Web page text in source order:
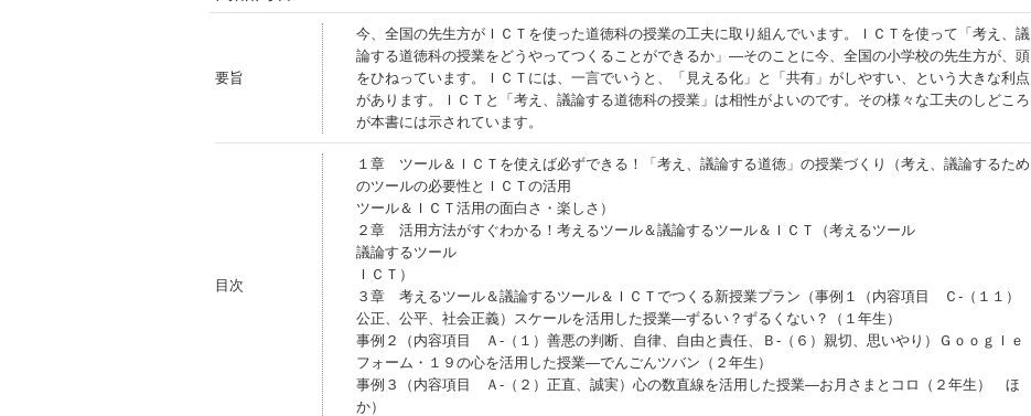
要旨
今、全国の先生方がＩＣＴを使った道徳科の授業の工夫に取り組んでいます。ＩＣＴを使って「考え、議
論する道徳科の授業をどうやってつくることができるか」―そのことに今、全国の小学校の先生方が、頭
をひねっています。ＩＣＴには、一言でいうと、「見える化」と「共有」がしやすい、という大きな利点
があります。ＩＣＴと「考え、議論する道徳科の授業」は相性がよいのです。その様々な工夫のしどころ
が本書には示されています。
目次
１章 ツール＆ＩＣＴを使えば必ずできる！「考え、議論する道徳」の授業づくり（考え、議論するため
のツールの必要性とＩＣＴの活用
ツール＆ＩＣＴ活用の面白さ・楽しさ）
２章 活用方法がすぐわかる！考えるツール＆議論するツール＆ＩＣＴ（考えるツール
議論するツール
ＩＣＴ）
３章 考えるツール＆議論するツール＆ＩＣＴでつくる新授業プラン（事例１（内容項目 Ｃ‐（１１）
公正、公平、社会正義）スケールを活用した授業―ずるい？ずるくない？（１年生）
事例２（内容項目 Ａ‐（１）善悪の判断、自律、自由と責任、Ｂ‐（６）親切、思いやり）Ｇｏｏｇｌｅ
フォーム・１９の心を活用した授業―でんごんツバン（２年生）
事例３（内容項目 Ａ‐（２）正直、誠実）心の数直線を活用した授業―お月さまとコロ（２年生） ほ
か）